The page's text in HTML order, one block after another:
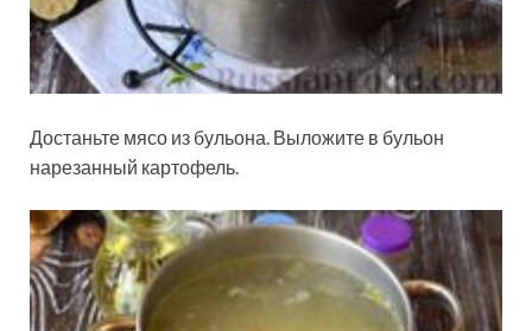
Достаньте мясо из бульона. Выложите в бульон
нарезанный картофель.